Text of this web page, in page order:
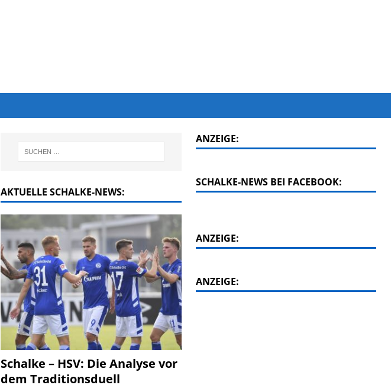
AKTUELLE SCHALKE-NEWS:
Schalke – HSV: Die Analyse vor
dem Traditionsduell
ANZEIGE:
SCHALKE-NEWS BEI FACEBOOK:
ANZEIGE:
ANZEIGE: